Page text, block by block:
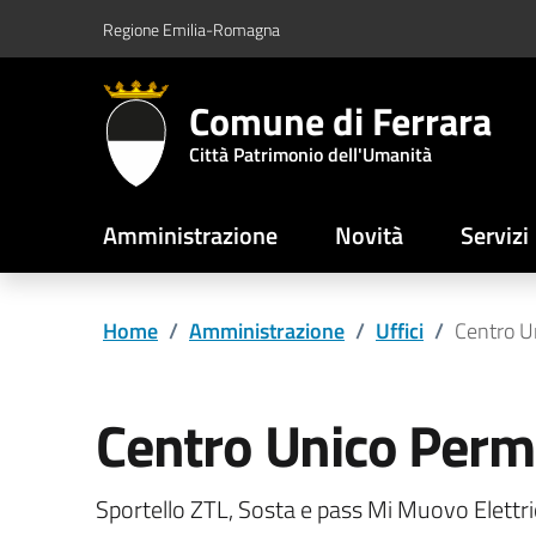
Vai al contenuto principale
Vai al footerRegione Emilia-Romagna
Comune di Ferrara
Città Patrimonio dell'Umanità
Amministrazione Novità Servizi
Home / Amministrazione / Uffici / Centro
Centro Unico
Sportello ZTL, Sosta e pass Mi Muovo